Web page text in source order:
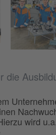
die
wird